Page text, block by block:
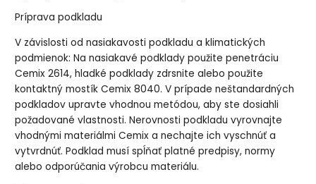
Príprava podkladu
V závislosti od nasiakavosti podkladu a klimatických
podmienok: Na nasiakavé podklady použite penetráciu
Cemix 2614, hladké podklady zdrsnite alebo použite
kontaktný mostík Cemix 8040. V prípade neštandardných
podkladov upravte vhodnou metódou, aby ste dosiahli
požadované vlastnosti. Nerovnosti podkladu vyrovnajte
vhodnými materiálmi Cemix a nechajte ich vyschnúť a
vytvrdnúť. Podklad musí spĺňať platné predpisy, normy
alebo odporúčania výrobcu materiálu.